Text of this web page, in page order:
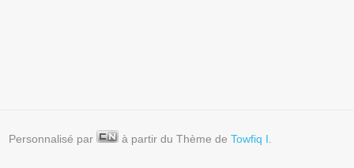
Personnalisé par à partir du Thème deTowfiq I.